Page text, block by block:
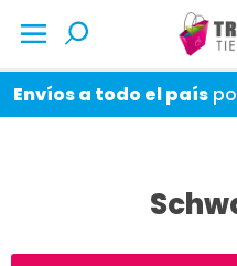
Envíos a todo el país